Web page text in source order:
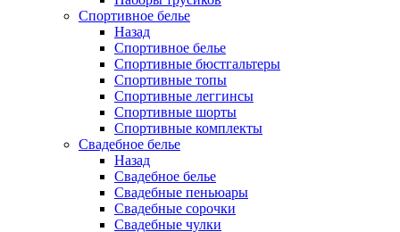
Спортивное белье
Назад
Спортивное белье
Спортивные бюстгальтеры
Спортивные топы
Спортивные леггинсы
Спортивные шорты
Спортивные комплекты
Свадебное белье
Назад
Свадебное белье
Свадебные пеньюары
Свадебные сорочки
Свадебные чулки